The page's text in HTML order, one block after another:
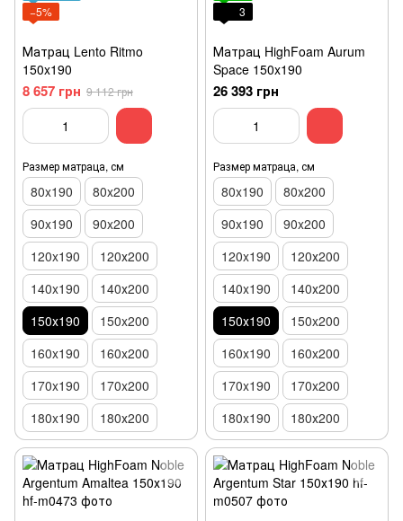
−5%
Матрац Lento Ritmo
150x190
8 657 грн 9 112 грн
Размер матраца, см
80x190
80x200
90x190
90x200
120x190
120х200
140x190
140х200
150х190
150x200
160x190
160x200
170x190
170x200
180x190
180х200
3
Матрац HighFoam Aurum
Space 150x190
26 393 грн
Размер матраца, см
80x190
80x200
90x190
90x200
120x190
120х200
140x190
140х200
150х190
150x200
160x190
160x200
170x190
170x200
180x190
180х200